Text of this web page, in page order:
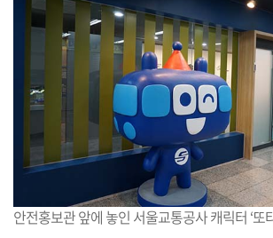
안전홍보관 앞에 놓인 서울교통공사 캐릭터 ‘또